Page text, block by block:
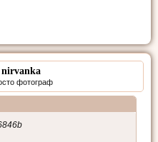
nirvanka
фотограф